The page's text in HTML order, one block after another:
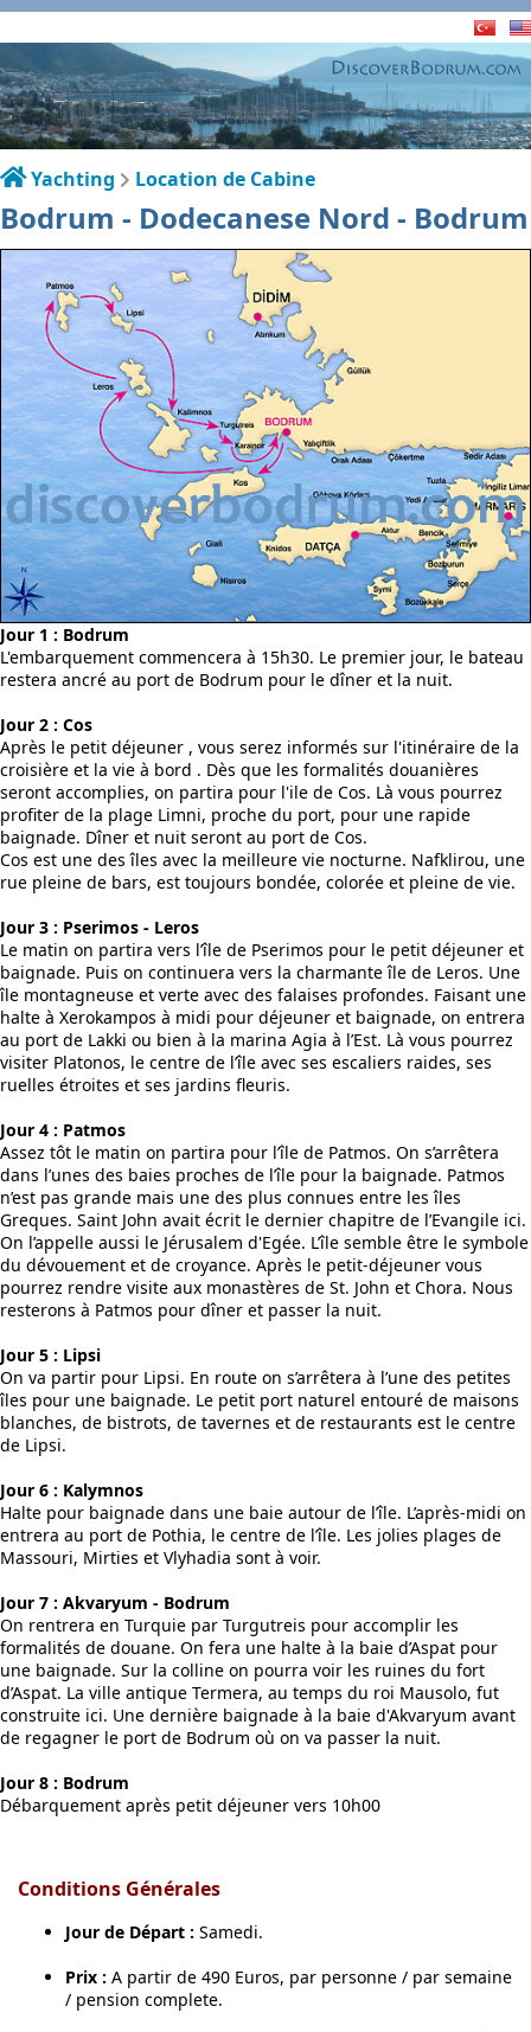
Yachting Location de Cabine
Bodrum - Dodecanese Nord - Bodrum
Jour 1 : Bodrum
L'embarquement commencera à 15h30. Le premier jour, le bateau
restera ancré au port de Bodrum pour le dîner et la nuit.
Jour 2 : Cos
Après le petit déjeuner , vous serez informés sur l'itinéraire de la
croisière et la vie à bord . Dès que les formalités douanières
seront accomplies, on partira pour l'ile de Cos. Là vous pourrez
profiter de la plage Limni, proche du port, pour une rapide
baignade. Dîner et nuit seront au port de Cos.
Cos est une des îles avec la meilleure vie nocturne. Nafklirou, une
rue pleine de bars, est toujours bondée, colorée et pleine de vie.
Jour 3 : Pserimos - Leros
Le matin on partira vers l’île de Pserimos pour le petit déjeuner et
baignade. Puis on continuera vers la charmante île de Leros. Une
île montagneuse et verte avec des falaises profondes. Faisant une
halte à Xerokampos à midi pour déjeuner et baignade, on entrera
au port de Lakki ou bien à la marina Agia à l’Est. Là vous pourrez
visiter Platonos, le centre de l’île avec ses escaliers raides, ses
ruelles étroites et ses jardins fleuris.
Jour 4 : Patmos
Assez tôt le matin on partira pour l’île de Patmos. On s’arrêtera
dans l’unes des baies proches de l’île pour la baignade. Patmos
n’est pas grande mais une des plus connues entre les îles
Greques. Saint John avait écrit le dernier chapitre de l’Evangile ici.
On l’appelle aussi le Jérusalem d'Egée. L’île semble être le symbole
du dévouement et de croyance. Après le petit-déjeuner vous
pourrez rendre visite aux monastères de St. John et Chora. Nous
resterons à Patmos pour dîner et passer la nuit.
Jour 5 : Lipsi
On va partir pour Lipsi. En route on s’arrêtera à l’une des petites
îles pour une baignade. Le petit port naturel entouré de maisons
blanches, de bistrots, de tavernes et de restaurants est le centre
de Lipsi.
Jour 6 : Kalymnos
Halte pour baignade dans une baie autour de l’île. L’après-midi on
entrera au port de Pothia, le centre de l’île. Les jolies plages de
Massouri, Mirties et Vlyhadia sont à voir.
Jour 7 : Akvaryum - Bodrum
On rentrera en Turquie par Turgutreis pour accomplir les
formalités de douane. On fera une halte à la baie d’Aspat pour
une baignade. Sur la colline on pourra voir les ruines du fort
d’Aspat. La ville antique Termera, au temps du roi Mausolo, fut
construite ici. Une dernière baignade à la baie d'Akvaryum avant
de regagner le port de Bodrum où on va passer la nuit.
Jour 8 : Bodrum
Débarquement après petit déjeuner vers 10h00
Conditions Générales
Jour de Départ : Samedi.
Prix : A partir de 490 Euros, par personne / par semaine
/ pension complete.